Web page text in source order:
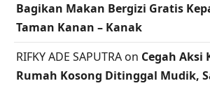
Bagikan Makan Bergizi Gratis
Taman Kanan – Kanak
RIFKY ADE SAPUTRA on Cegah Aksi
Rumah Kosong Ditinggal Mudik,